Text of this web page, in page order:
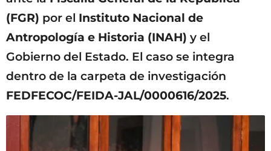
(FGR) por el Instituto Nacional de
Antropología e Historia (INAH) y el
Gobierno del Estado. El caso se integra
dentro de la carpeta de investigación
FEDFECOC/FEIDA-JAL/0000616/2025.